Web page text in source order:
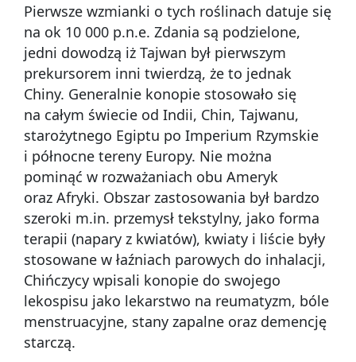
Pierwsze wzmianki o tych roślinach datuje się
na ok 10 000 p.n.e. Zdania są podzielone,
jedni dowodzą iż Tajwan był pierwszym
prekursorem inni twierdzą, że to jednak
Chiny. Generalnie konopie stosowało się
na całym świecie od Indii, Chin, Tajwanu,
starożytnego Egiptu po Imperium Rzymskie
i północne tereny Europy. Nie można
pominąć w rozważaniach obu Ameryk
oraz Afryki. Obszar zastosowania był bardzo
szeroki m.in. przemysł tekstylny, jako forma
terapii (napary z kwiatów), kwiaty i liście były
stosowane w łaźniach parowych do inhalacji,
Chińczycy wpisali konopie do swojego
lekospisu jako lekarstwo na reumatyzm, bóle
menstruacyjne, stany zapalne oraz demencję
starczą.